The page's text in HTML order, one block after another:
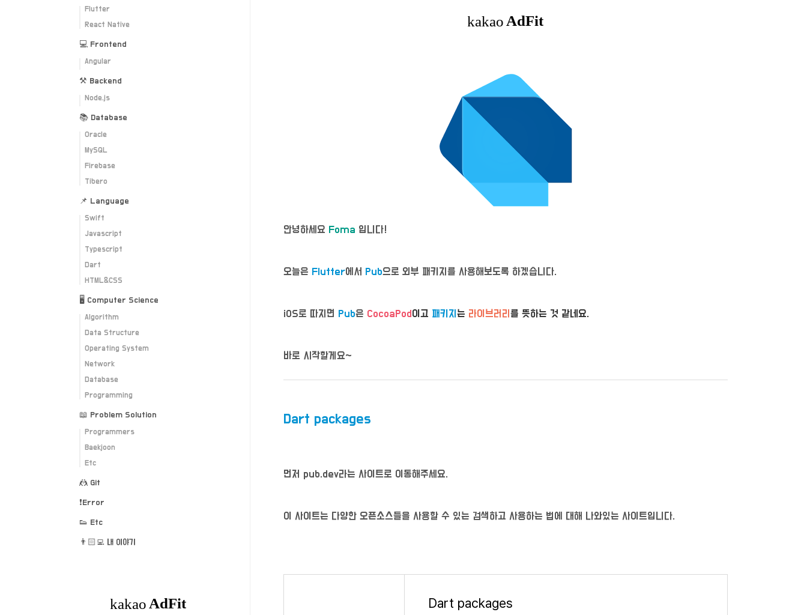
안녕하세요 Foma 입니다!
오늘은 Flutter에서 Pub으로 외부 패키지를 사용해보도록 하겠습니다.
iOS로 따지면 Pub은 CocoaPod 이고 패키지 는 라이브러리 를 뜻하는 것 같네요.
바로 시작할게요~
Dart packages
먼저 pub.dev라는 사이트로 이동해주세요.
이 사이트는 다양한 오픈소스들을 사용할 수 있는 검색하고 사용하는 법에 대해 나와있는 사이트입니다.
Dart packages
Flutter
React Native
💻 Frontend
Angular
⚒ Backend
Node.js
📚 Database
Oracle
MySQL
Firebase
Tibero
📌 Language
Swift
Javascript
Typescript
Dart
HTML&CSS
🖥 Computer Science
Algorithm
Data Structure
Operating System
Network
Database
Programming
📖 Problem Solution
Programmers
Baekjoon
Etc
🤼 Git
❗️Error
👟 Etc
👨🏻‍💻 내 이야기